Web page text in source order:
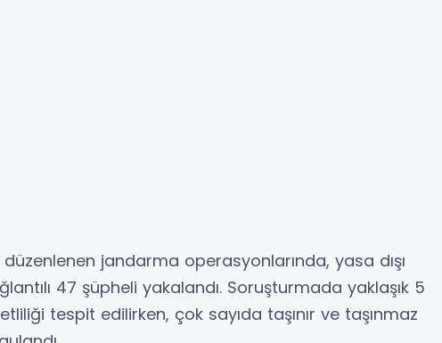
jandarma operasyonlarında, yasa dışı
47 şüpheli yakalandı. Soruşturmada yaklaşık 5
tespit edilirken, çok sayıda taşınır ve taşınmaz